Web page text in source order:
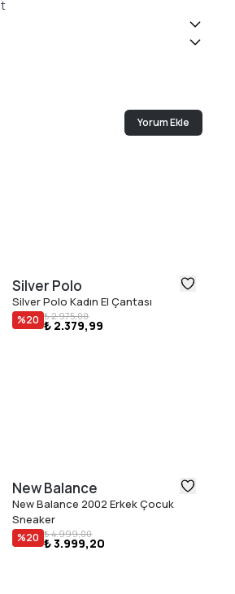
Yorum Ekle
Silver Polo
Silver Polo Kadın El Çantası
%20 ₺ 2.975,00
₺ 2.379,99
New Balance
New Balance 2002 Erkek Çocuk
Sneaker
%20 ₺ 4.999,00
₺ 3.999,20